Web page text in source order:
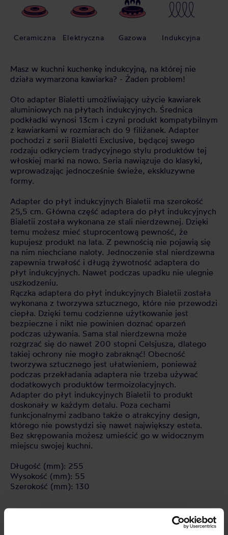
Ceramiczna Elektryczna Gazowa Indukcyjna
Masz w kuchni kuchenkę indukcyjną, na której nie
działa wymarzona kawiarka? - Żaden problem!
Oto adapter Bialetti umożliwiający użycie kawiarek
aluminiowych na płytach indukcyjnych. Średnica
podkładki wynosi 13cm i czyni produkt kompatybilnym
z kawiarkami w rozmiarach do 9 filiżanek. Adapter
pochodzi z serii Bialetti Exclusive, będącej swego
rodzaju odkryciem tradycyjnego stylu produktów tej
włoskiej marki na nowo. Seria nawiązuje do klasyki,
wprowadzając jednocześnie świeże, ekskluzywne
formy.
Adapter do płyt indukcyjnych Bialetii ma szerokość
25,5 cm. Główna część adaptera do płyt indukcyjnych
Bialetii została wykonana ze stali nierdzewnej. Dzięki
temu możesz mieć stuprocentową pewność, że
kupujesz produkt na lata. Z pewnością nie pojawią się
na nim niechciane naloty. Jednoczenie stal nierdzewna
zapewnia trwałość i długą żywotność adaptera do
płyt indukcyjnych. Nawet podczas upadku nie ulegnie
uszkodzeniu.
Rączka adaptera do płyt indukcyjnych Bialetii została
wykonana z tworzywa sztucznego, które nie przewodzi
ciepła. Dzięki temu codzienne użytkowanie jest
bezpieczne i nikt nie powinien doznać oparzeń
podczas używania. Sama stal nierdzewna może
rozgrzać się do nawet 200 stopni Celsjusza, dlatego
takiej ochrony nie mogło zabraknąć! Obecność
tworzywa sztucznego jest ułatwieniem, ponieważ
podczas przekładania adaptera nie trzeba używać
dodatkowych produktów termoizolacyjnych.
Adapter do płyt indukcyjnych Bialetii to produkt
doskonały w każdym detalu. Poza cechami
funkcjonalnymi zadbano także o atrakcyjny design,
którego nie powstydzi się nawet największy esteta.
Bez skrępowania możesz umieścić go w widocznym
miejscu swojej kuchni.
Długość (mm): 255
Wysokość (mm): 55
Szerokość (mm): 130